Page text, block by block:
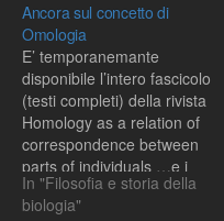
Ancora sul concetto di
Omologia
E’ temporanemante
disponibile l’intero fascicolo
(testi completi) della rivista
Homology as a relation of
correspondence between
parts of individuals …e i
titoli: -Homologies in
phylogenetic analyses –
In "Filosofia e storia della
biologia"